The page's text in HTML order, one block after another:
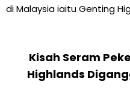
di Malaysia iaitu Genting
Kisah Seram
Highlands